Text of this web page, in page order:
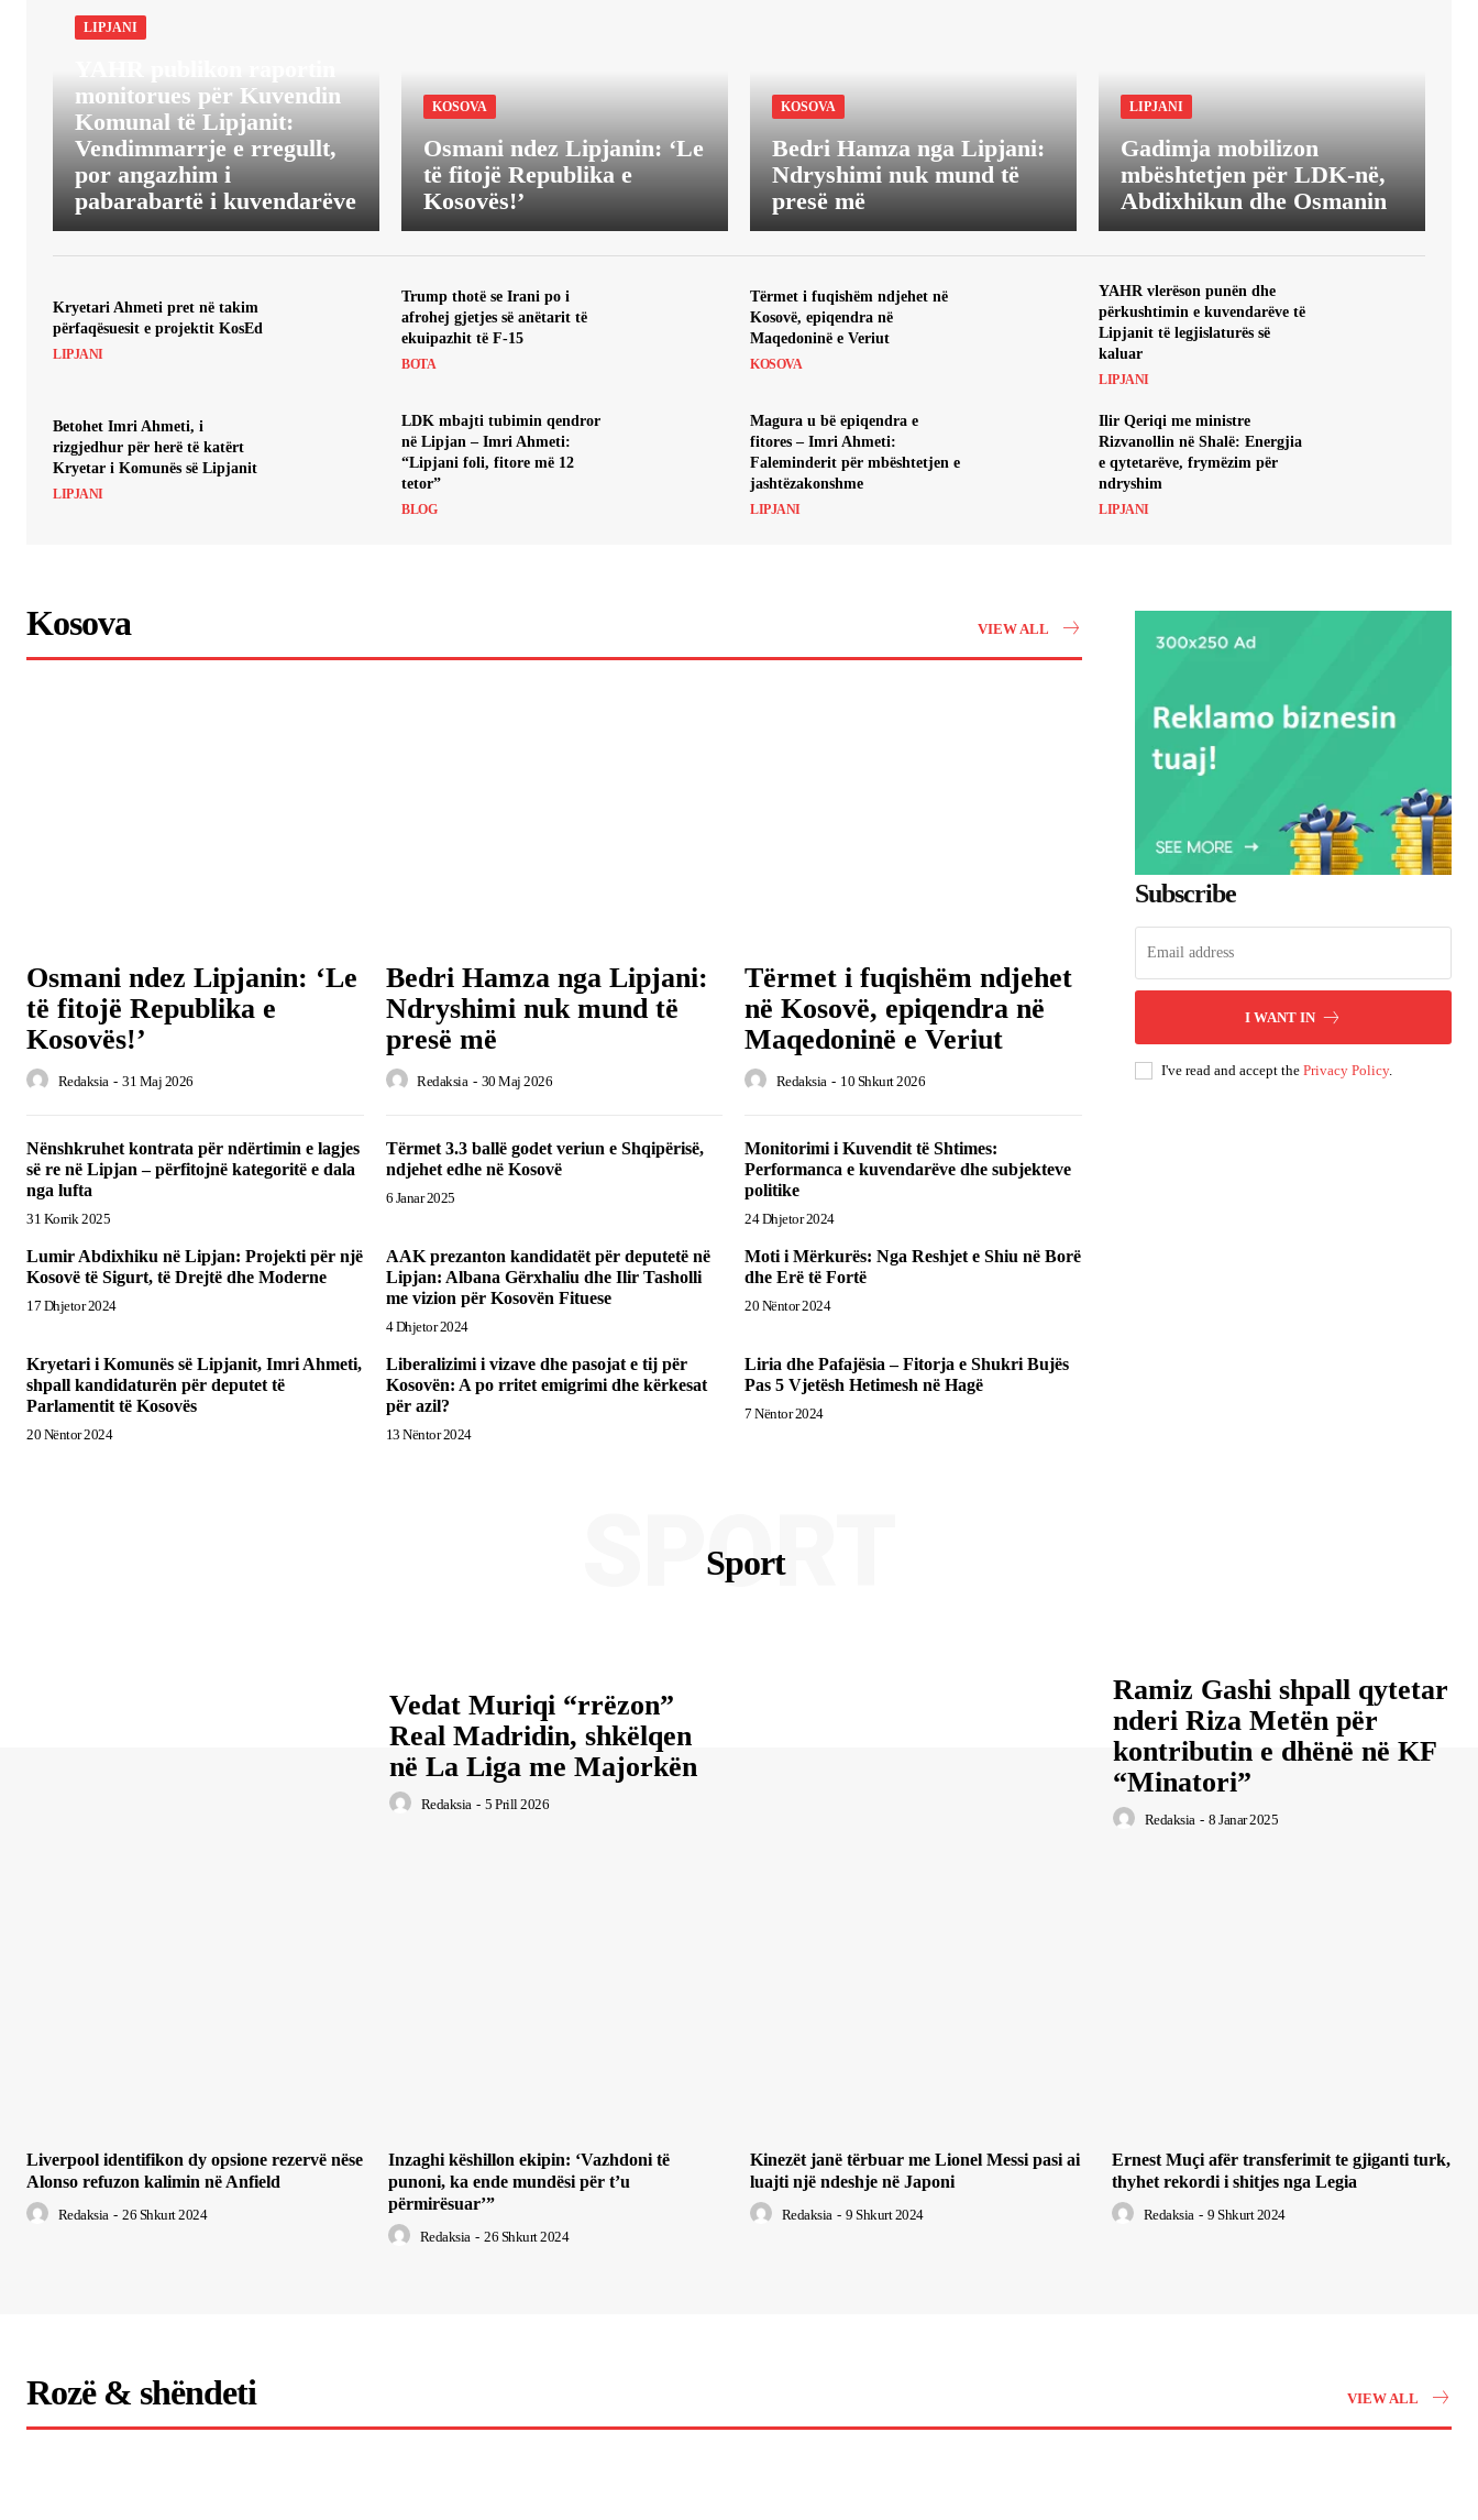
LIPJANI
monitorues për Kuvendin
Komunal të Lipjanit:
Vendimmarrje e rregullt,
por angazhim i
pabarabartë i kuvendarëve
KOSOVA
Osmani ndez Lipjanin: ‘Le
të fitojë Republika e
Kosovës!’
KOSOVA
Bedri Hamza nga Lipjani:
Ndryshimi nuk mund të
presë më
LIPJANI
Gadimja mobilizon
mbështetjen për LDK-në,
Abdixhikun dhe Osmanin
Kryetari Ahmeti pret në takim
përfaqësuesit e projektit KosEd
LIPJANI
Trump thotë se Irani po i
afrohej gjetjes së anëtarit të
ekuipazhit të F-15
BOTA
Tërmet i fuqishëm ndjehet në
Kosovë, epiqendra në
Maqedoninë e Veriut
KOSOVA
YAHR vlerëson punën dhe
përkushtimin e kuvendarëve të
Lipjanit të legjislaturës së
kaluar
LIPJANI
Betohet Imri Ahmeti, i
rizgjedhur për herë të katërt
Kryetar i Komunës së Lipjanit
LIPJANI
LDK mbajti tubimin qendror
në Lipjan – Imri Ahmeti:
“Lipjani foli, fitore më 12
tetor”
BLOG
Magura u bë epiqendra e
fitores – Imri Ahmeti:
Faleminderit për mbështetjen e
jashtëzakonshme
LIPJANI
Ilir Qeriqi me ministre
Rizvanollin në Shalë: Energjia
e qytetarëve, frymëzim për
ndryshim
LIPJANI
Kosova VIEW ALL
Osmani ndez Lipjanin: ‘Le
të fitojë Republika e
Kosovës!’
Redaksia - 31 Maj 2026
Bedri Hamza nga Lipjani:
Ndryshimi nuk mund të
presë më
Redaksia - 30 Maj 2026
Tërmet i fuqishëm ndjehet
në Kosovë, epiqendra në
Maqedoninë e Veriut
Redaksia - 10 Shkurt 2026
Nënshkruhet kontrata për ndërtimin e lagjes
së re në Lipjan – përfitojnë kategoritë e dala
nga lufta
31 Korrik 2025
Tërmet 3.3 ballë godet veriun e Shqipërisë,
ndjehet edhe në Kosovë
6 Janar 2025
Monitorimi i Kuvendit të Shtimes:
Performanca e kuvendarëve dhe subjekteve
politike
24 Dhjetor 2024
Lumir Abdixhiku në Lipjan: Projekti për një
Kosovë të Sigurt, të Drejtë dhe Moderne
17 Dhjetor 2024
AAK prezanton kandidatët për deputetë në
Lipjan: Albana Gërxhaliu dhe Ilir Tasholli
me vizion për Kosovën Fituese
4 Dhjetor 2024
Moti i Mërkurës: Nga Reshjet e Shiu në Borë
dhe Erë të Fortë
20 Nëntor 2024
Kryetari i Komunës së Lipjanit, Imri Ahmeti,
shpall kandidaturën për deputet të
Parlamentit të Kosovës
20 Nëntor 2024
Liberalizimi i vizave dhe pasojat e tij për
Kosovën: A po rritet emigrimi dhe kërkesat
për azil?
13 Nëntor 2024
Liria dhe Pafajësia – Fitorja e Shukri Bujës
Pas 5 Vjetësh Hetimesh në Hagë
7 Nëntor 2024
Subscribe
I WANT IN
I've read and accept the Privacy Policy.
Sport
SPORT
Vedat Muriqi “rrëzon”
Real Madridin, shkëlqen
në La Liga me Majorkën
Redaksia - 5 Prill 2026
Ramiz Gashi shpall qytetar
nderi Riza Metën për
kontributin e dhënë në KF
“Minatori”
Redaksia - 8 Janar 2025
Liverpool identifikon dy opsione rezervë nëse
Alonso refuzon kalimin në Anfield
Redaksia - 26 Shkurt 2024
Inzaghi këshillon ekipin: ‘Vazhdoni të
punoni, ka ende mundësi për t’u
përmirësuar’”
Redaksia - 26 Shkurt 2024
Kinezët janë tërbuar me Lionel Messi pasi ai
luajti një ndeshje në Japoni
Redaksia - 9 Shkurt 2024
Ernest Muçi afër transferimit te gjiganti turk,
thyhet rekordi i shitjes nga Legia
Redaksia - 9 Shkurt 2024
Rozë & shëndeti VIEW ALL